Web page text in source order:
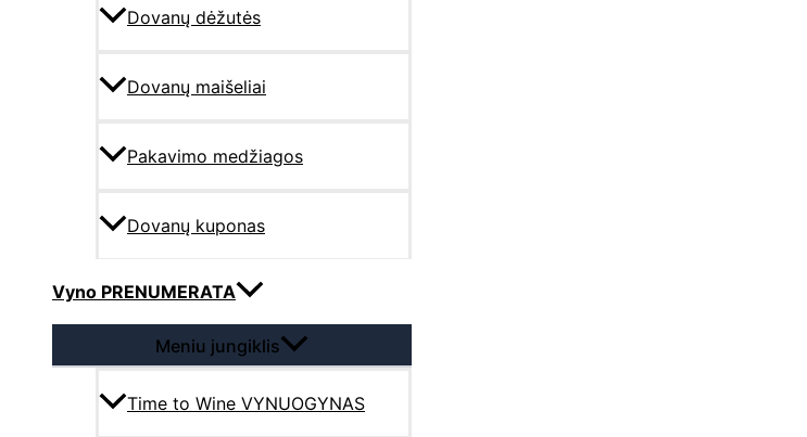
Dovanų dėžutės
Dovanų maišeliai
Pakavimo medžiagos
Dovanų kuponas
Vyno PRENUMERATA
Meniu jungiklis
Time to Wine VYNUOGYNAS